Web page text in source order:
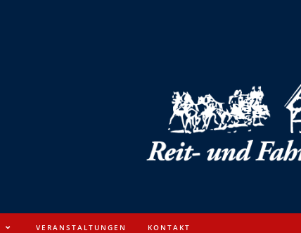
VERANSTALTUNGEN KONTAKT